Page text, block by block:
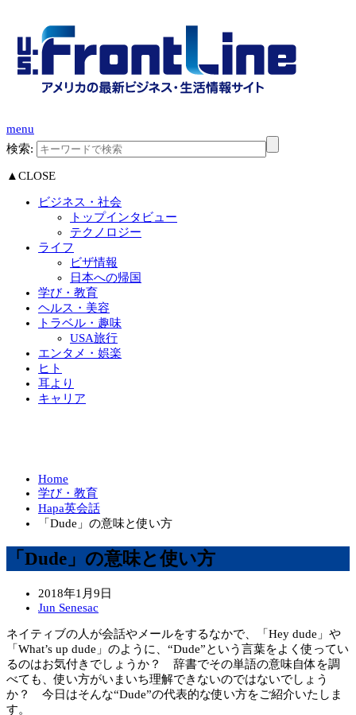
menu
検索:
▲CLOSE
ビジネス・社会
トップインタビュー
テクノロジー
ライフ
ビザ情報
日本への帰国
学び・教育
ヘルス・美容
トラベル・趣味
USA旅行
エンタメ・娯楽
ヒト
耳より
キャリア
Home
学び・教育
Hapa英会話
「Dude」の意味と使い方
「Dude」の意味と使い方
2018年1月9日
Jun Senesac
ネイティブの人が会話やメールをするなかで、「Hey dude」や
「What’s up dude」のように、“Dude”という言葉をよく使ってい
るのはお気付きでしょうか？ 辞書でその単語の意味自体を調
べても、使い方がいまいち理解できないのではないでしょう
か？ 今日はそんな“Dude”の代表的な使い方をご紹介いたしま
す。